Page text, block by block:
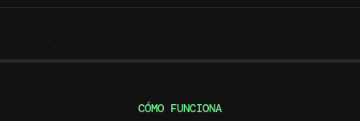
CÓMO FUNCIONA